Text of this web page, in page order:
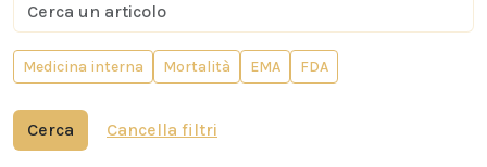
Medicina interna Mortalità EMA FDA
Cerca Cancella filtri